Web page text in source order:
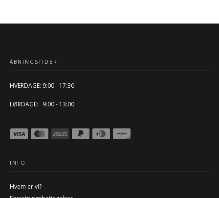
ÅBNINGSTIDER
HVERDAGE: 9:00 - 17:30
LØRDAGE: 9:00 - 13:00
INFO
Hvem er vi?